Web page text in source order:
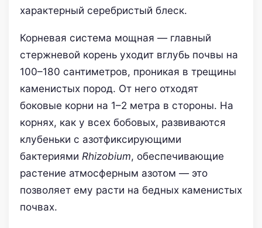
характерный серебристый блеск.
Корневая система мощная — главный
стержневой корень уходит вглубь почвы на
100–180 сантиметров, проникая в трещины
каменистых пород. От него отходят
боковые корни на 1–2 метра в стороны. На
корнях, как у всех бобовых, развиваются
клубеньки с азотфиксирующими
бактериями Rhizobium, обеспечивающие
растение атмосферным азотом — это
позволяет ему расти на бедных каменистых
почвах.